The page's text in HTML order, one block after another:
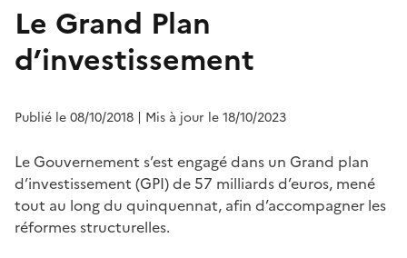
Le Grand Plan
d’investissement
Publié le 08/10/2018 | Mis à jour le 18/10/2023
Le Gouvernement s’est engagé dans un Grand plan
d’investissement (GPI) de 57 milliards d’euros, mené
tout au long du quinquennat, afin d’accompagner les
réformes structurelles.